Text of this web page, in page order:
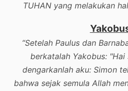
TUHAN yang melakukan
“Setelah Paulus dan
berkatalah Yakobus: "Hai
dengarkanlah aku: Simon
bahwa sejak semula Allah